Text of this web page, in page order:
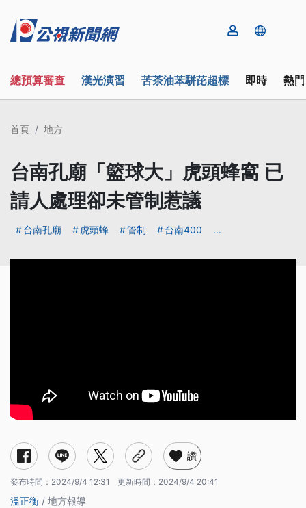
總預算審查 漢光演習 苦茶油苯駢芘超標 即時 熱
首頁 地方
台南孔廟「籃球大」虎頭蜂窩 已
請人處理卻未管制惹議
台南孔廟 虎頭蜂 管制 台南400 ...
讚
發布時間： 2024/9/4 12:31 更新時間： 2024/9/4 20:41
溫正衡 / 地方報導